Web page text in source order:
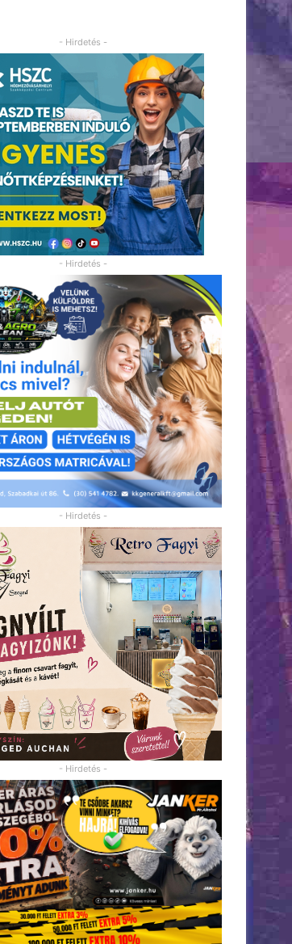
- Hirdetés -
- Hirdetés -
- Hirdetés -
- Hirdetés -